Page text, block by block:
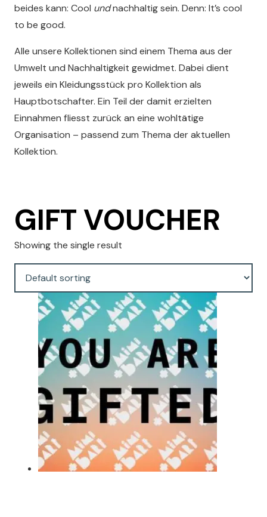
beides kann: Cool undnachhaltig sein. Denn: It’s cool
to be good.
Alle unsere Kollektionen sind einem Thema aus der
Umwelt und Nachhaltigkeit gewidmet. Dabei dient
jeweils ein Kleidungsstück pro Kollektion als
Hauptbotschafter. Ein Teil der damit erzielten
Einnahmen fliesst zurück an eine wohltätige
Organisation – passend zum Thema der aktuellen
Kollektion.
GIFT VOUCHER
Showing the single result